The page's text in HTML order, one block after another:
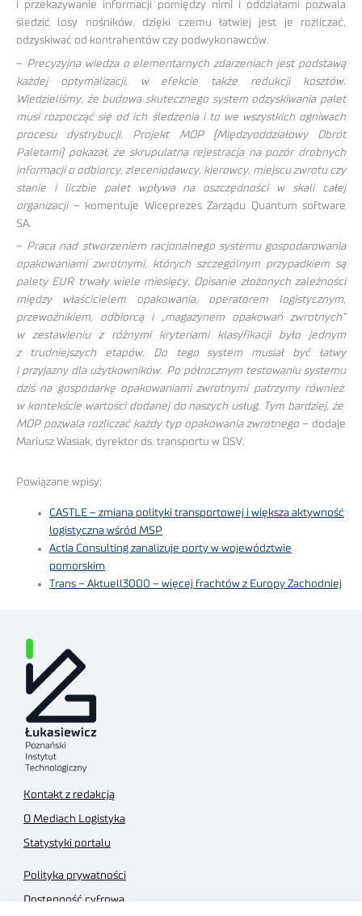
i przekazywanie informacji pomiędzy nimi i oddziałami pozwala
śledzić losy nośników, dzięki czemu łatwiej jest je rozliczać,
odzyskiwać od kontrahentów czy podwykonawców.
– Precyzyjna wiedza o elementarnych zdarzeniach jest podstawą
każdej optymalizacji, w efekcie także redukcji kosztów.
Wiedzieliśmy, że budowa skutecznego system odzyskiwania palet
musi rozpocząć się od ich śledzenia i to we wszystkich ogniwach
procesu dystrybucji. Projekt MOP (Międzyoddziałowy Obrót
Paletami) pokazał, że skrupulatna rejestracja na pozór drobnych
informacji o odbiorcy, zleceniodawcy, kierowcy, miejscu zwrotu czy
stanie i liczbie palet wpływa na oszczędności w skali całej
organizacji– komentuje Wiceprezes Zarządu Quantum software
SA.
– Praca nad stworzeniem racjonalnego systemu gospodarowania
opakowaniami zwrotnymi, których szczególnym przypadkiem są
palety EUR trwały wiele miesięcy. Opisanie złożonych zależności
między właścicielem opakowania, operatorem logistycznym,
przewoźnikiem, odbiorcą i „magazynem opakowań zwrotnych”
w zestawieniu z różnymi kryteriami klasyfikacji było jednym
z trudniejszych etapów. Do tego system musiał być łatwy
i przyjazny dla użytkowników. Po półrocznym testowaniu systemu
dziś na gospodarkę opakowaniami zwrotnymi patrzymy również
w kontekście wartości dodanej do naszych usług. Tym bardziej, że
MOP pozwala rozliczać każdy typ opakowania zwrotnego – dodaje
Mariusz Wasiak, dyrektor ds. transportu w DSV.
Powiązane wpisy:
CASTLE – zmiana polityki transportowej i większa aktywność
logistyczna wśród MSP
Actia Consulting zanalizuje porty w województwie
pomorskim
Trans – Aktuell3000 – więcej frachtów z Europy Zachodniej
Kontakt z redakcją
O Mediach Logistyka
Statystyki portalu
Polityka prywatności
Dostępność cyfrowa